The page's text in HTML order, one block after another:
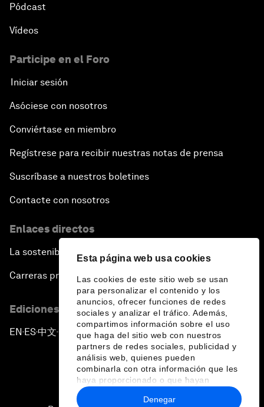
Esta página web usa cookies
Las cookies de este sitio web se usan
para personalizar el contenido y los
anuncios, ofrecer funciones de redes
sociales y analizar el tráfico. Además,
compartimos información sobre el uso
que haga del sitio web con nuestros
partners de redes sociales, publicidad y
análisis web, quienes pueden
combinarla con otra información que les
haya proporcionado o que hayan
recopilado a partir del uso que haya
hecho de sus servicios.
Denegar
Pódcast
Vídeos
Participe en el Foro
Iniciar sesión
Asóciese con nosotros
Conviértase en miembro
Regístrese para recibir nuestras notas de prensa
Suscríbase a nuestros boletines
Contacte con nosotros
Enlaces directos
La sostenibilidad en el Foro
Carreras profesionales
Ediciones en otros idiomas
EN ▪ES▪中文▪ 日本語